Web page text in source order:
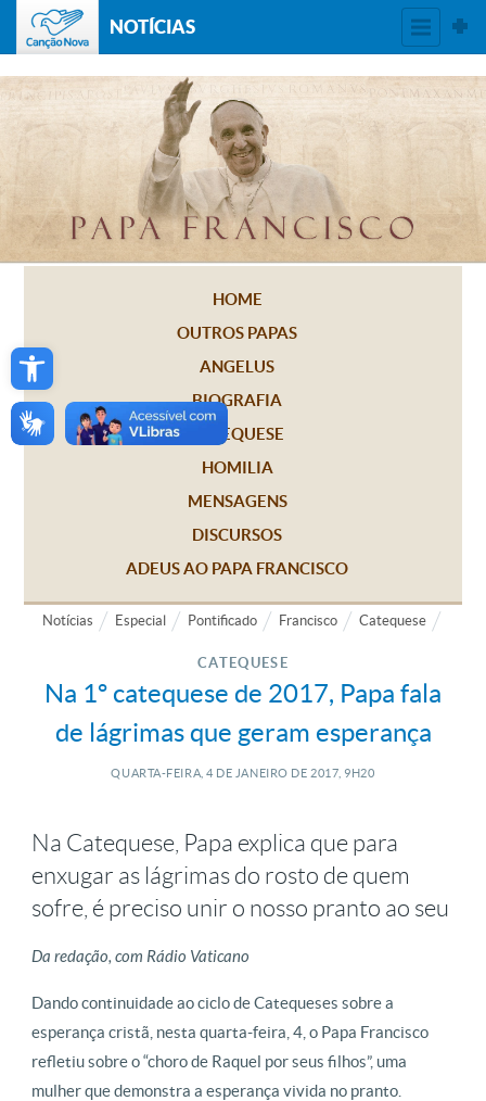
Open toolbar
NOTÍCIAS
HOME
OUTROS PAPAS
ANGELUS
BIOGRAFIA
CATEQUESE
HOMILIA
MENSAGENS
DISCURSOS
ADEUS AO PAPA FRANCISCO
Notícias Especial Pontificado Francisco Catequese
CATEQUESE
Na 1º catequese de 2017, Papa fala
de lágrimas que geram esperança
QUARTA-FEIRA, 4 DE JANEIRO DE 2017, 9H20
Na Catequese, Papa explica que para
enxugar as lágrimas do rosto de quem
sofre, é preciso unir o nosso pranto ao seu
Da redação, com Rádio Vaticano
Dando continuidade ao ciclo de Catequeses sobre a
esperança cristã, nesta quarta-feira, 4, o Papa Francisco
refletiu sobre o “choro de Raquel por seus filhos”, uma
mulher que demonstra a esperança vivida no pranto.